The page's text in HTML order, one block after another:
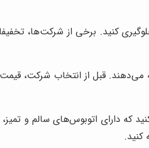
کنید. برخی از شرکت‌ها،
قبل از انتخاب شرکت،